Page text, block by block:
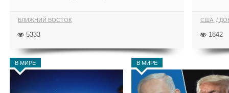
БЛИЖНИЙ ВОСТОК
5333
США
1842
В МИРЕ В МИРЕ